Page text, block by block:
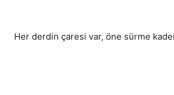
Her derdin çaresi var, öne sürme